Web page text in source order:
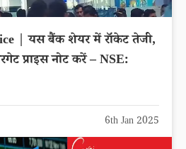
| यस बैंक शेयर में रॉकेट तेजी,
नोट करें – NSE:
6th Jan 2025